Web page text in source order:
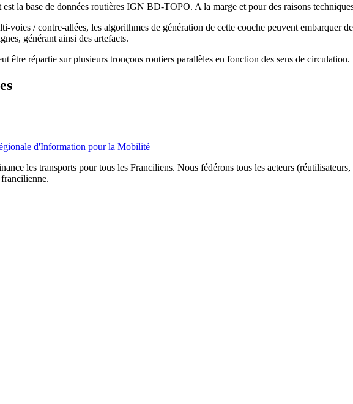
la base de données routières IGN BD-TOPO. A la marge et pour des raisons
voies / contre-allées, les algorithmes de génération de cette couche peuvent embarquer
générant ainsi des artefacts.
être répartie sur plusieurs tronçons routiers parallèles en fonction des sens de circulation.
d'Information pour la Mobilité
les transports pour tous les Franciliens. Nous fédérons tous les acteurs